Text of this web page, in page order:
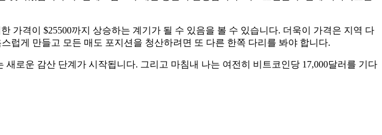
가격이 $25500까지 상승하는 계기가 될 수 있음을 볼 수 있습니다. 더욱이 가격은 지역 다
럽게 만들고 모든 매도 포지션을 청산하려면 또 다른 한쪽 다리를 봐야 합니다.
로운 감산 단계가 시작됩니다. 그리고 마침내 나는 여전히 비트코인당 17,000달러를 기다